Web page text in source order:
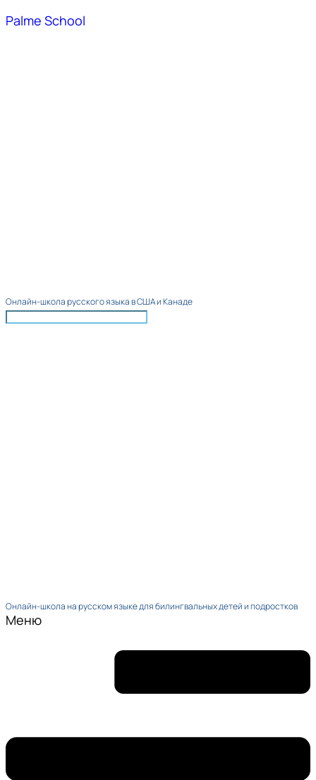
Palme School
Онлайн-школа русского языка в США и Канаде​
Онлайн-школа на русском языке для билингвальных детей и подростков
Меню